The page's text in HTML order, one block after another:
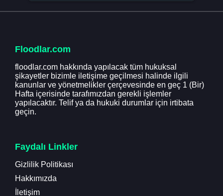
Floodlar.com
floodlar.com hakkında yapılacak tüm hukuksal
şikayetler bizimle iletişime geçilmesi halinde ilgili
kanunlar ve yönetmelikler çerçevesinde en geç 1 (Bir)
Hafta içerisinde tarafımızdan gerekli işlemler
yapılacaktır. Telif ya da hukuki durumlar için irtibata
geçin.
Faydalı Linkler
Gizlilik Politikası
Hakkımızda
İletişim